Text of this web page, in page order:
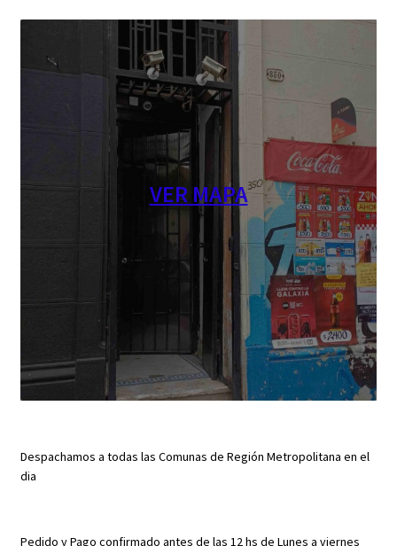
VER MAPA
Despachamos a todas las Comunas de Región Metropolitana en el
dia
Pedido y Pago confirmado antes de las 12 hs de Lunes a viernes